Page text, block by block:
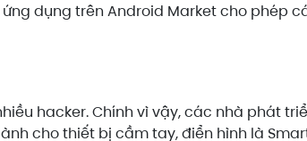
dụng trên Android Market cho phép
hacker. Chính vì vậy, các nhà phát
cho thiết bị cầm tay, điển hình là